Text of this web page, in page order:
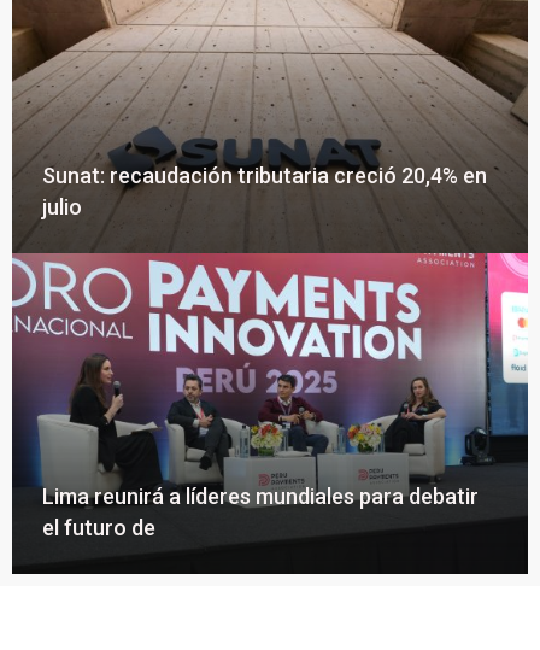
Sunat: recaudación tributaria creció 20,4% en
julio
Lima reunirá a líderes mundiales para debatir
el futuro de